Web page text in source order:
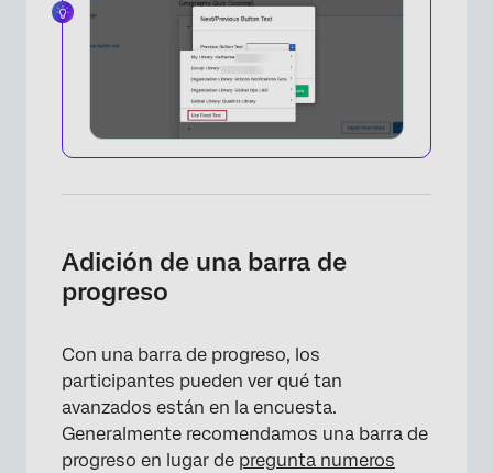
Adición de una barra de
progreso
Con una barra de progreso, los
participantes pueden ver qué tan
avanzados están en la encuesta.
Generalmente recomendamos una barra de
progreso en lugar de pregunta numeros